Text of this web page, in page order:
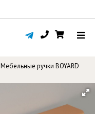
Мебельные ручки BOYARD